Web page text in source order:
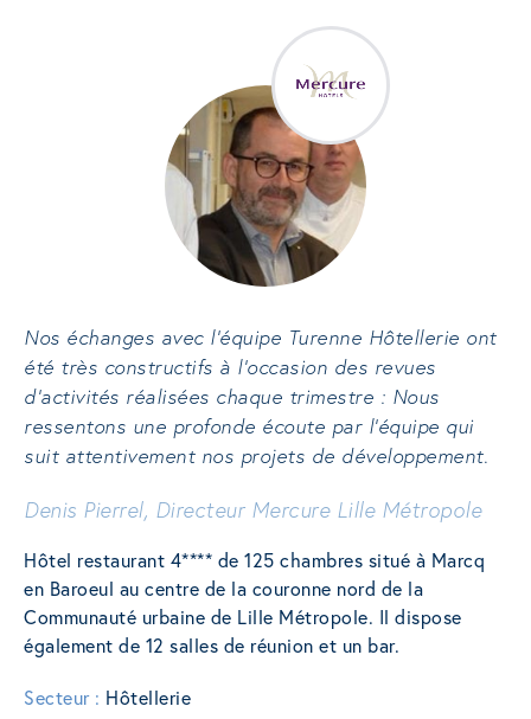
Nos échanges avec l’équipe Turenne Hôtellerie ont
été très constructifs à l’occasion des revues
d’activités réalisées chaque trimestre : Nous
ressentons une profonde écoute par l’équipe qui
suit attentivement nos projets de développement.
Denis Pierrel, Directeur Mercure Lille Métropole
Hôtel restaurant 4**** de 125 chambres situé à Marcq
en Baroeul au centre de la couronne nord de la
Communauté urbaine de Lille Métropole. Il dispose
également de 12 salles de réunion et un bar.
Secteur : Hôtellerie